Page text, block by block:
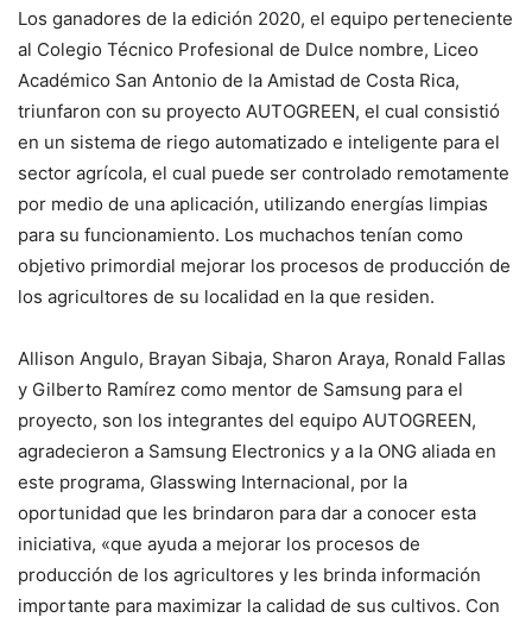
Los ganadores de la edición 2020, el equipo perteneciente
al Colegio Técnico Profesional de Dulce nombre, Liceo
Académico San Antonio de la Amistad de Costa Rica,
triunfaron con su proyecto AUTOGREEN, el cual consistió
en un sistema de riego automatizado e inteligente para el
sector agrícola, el cual puede ser controlado remotamente
por medio de una aplicación, utilizando energías limpias
para su funcionamiento. Los muchachos tenían como
objetivo primordial mejorar los procesos de producción de
los agricultores de su localidad en la que residen.
Allison Angulo, Brayan Sibaja, Sharon Araya, Ronald Fallas
y Gilberto Ramírez como mentor de Samsung para el
proyecto, son los integrantes del equipo AUTOGREEN,
agradecieron a Samsung Electronics y a la ONG aliada en
este programa, Glasswing Internacional, por la
oportunidad que les brindaron para dar a conocer esta
iniciativa, «que ayuda a mejorar los procesos de
producción de los agricultores y les brinda información
importante para maximizar la calidad de sus cultivos. Con